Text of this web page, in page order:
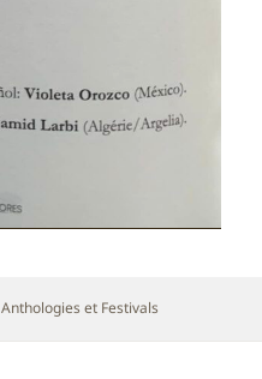
Catégories
Anthologies et Festivals